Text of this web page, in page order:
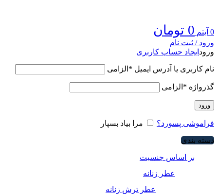
0 آیتم 0 تومان
ورود / ثبت نام
ورود ایجاد حساب کاربری
نام کاربری یا آدرس ایمیل * الزامی
گذرواژه * الزامی
ورود
فراموشی پسورد؟ مرا بیاد بسپار
دسته بندی
بر اساس جنسیت
عطر زنانه
عطر ترش زنانه